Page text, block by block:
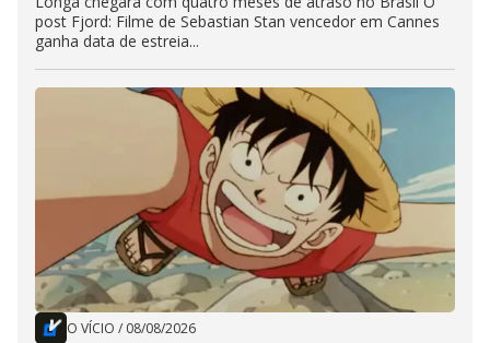
post Fjord: Filme de Sebastian Stan vencedor em Cannes
ganha data de estreia...
O VÍCIO / 08/08/2026